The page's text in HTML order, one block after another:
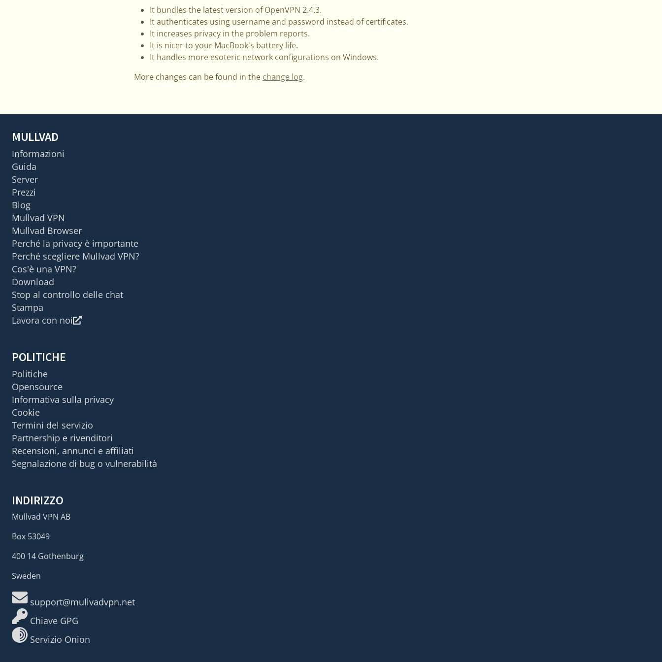
It bundles the latest version of OpenVPN 2.4.3.
It authenticates using username and password instead of certificates.
It increases privacy in the problem reports.
It is nicer to your MacBook's battery life.
It handles more esoteric network configurations on Windows.
More changes can be found in the change log.
MULLVAD
Informazioni
Guida
Server
Prezzi
Blog
Mullvad VPN
Mullvad Browser
Perché la privacy è importante
Perché scegliere Mullvad VPN?
Cos'è una VPN?
Download
Stop al controllo delle chat
Stampa
Lavora con noi
POLITICHE
Politiche
Opensource
Informativa sulla privacy
Cookie
Termini del servizio
Partnership e rivenditori
Recensioni, annunci e affiliati
Segnalazione di bug o vulnerabilità
INDIRIZZO
Mullvad VPN AB
Box 53049
400 14 Gothenburg
Sweden
support@mullvadvpn.net
Chiave GPG
Servizio Onion